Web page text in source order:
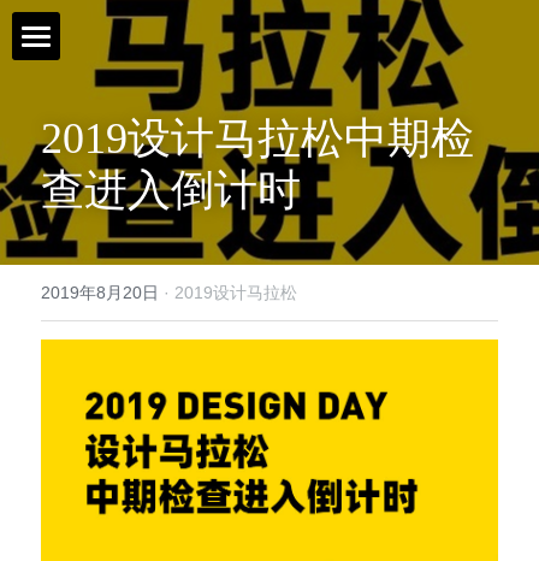
首页 / Home
新闻 / News
视频 / Videos
导师与嘉宾 / Tutors
简介 / About
媒体与组织 / Media&Organization
2019设计马拉松中期检
查进入倒计时
2019年8月20日 · 2019设计马拉松